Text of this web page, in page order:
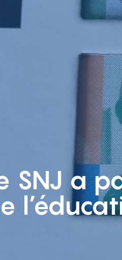
SNJ a